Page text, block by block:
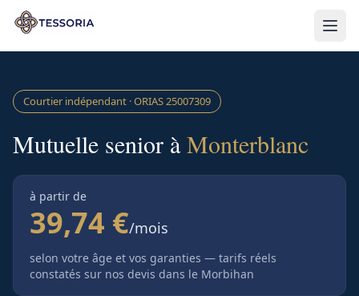
Aller au contenu principal
Courtier indépendant · ORIAS25007309
Mutuelle senior àMonterblanc
à partir de
39,74 €/mois
selon votre âge et vos garanties — tarifs réels
constatés sur nos devis dans le Morbihan